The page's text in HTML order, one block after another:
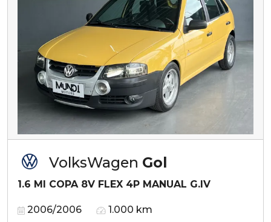
VolksWagen Gol
1.6 MI COPA 8V FLEX 4P MANUAL G.IV
2006/2006 1.000 km